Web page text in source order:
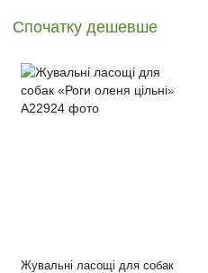
Спочатку дешевше
Жувальні ласощі для собак